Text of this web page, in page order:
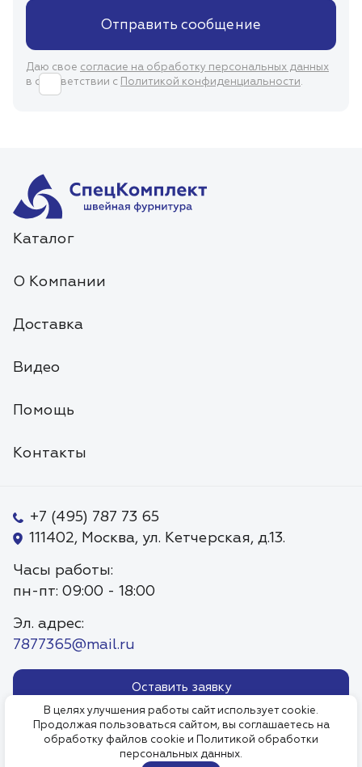
Отправить сообщение
Даю свое согласие на обработку персональных данных
в соответствии с Политикой конфиденциальности.
Каталог
О Компании
Доставка
Видео
Помощь
Контакты
+7 (495) 787 73 65
111402, Москва, ул. Кетчерская, д.13.
Часы работы:
пн-пт: 09:00 - 18:00
Эл. адрес:
7877365@mail.ru
Оставить заявку
Политика обработки
персональных данных.
Пользовательское соглаше
В целях улучшения работы сайт использует cookie.
Продолжая пользоваться сайтом, вы соглашаетесь на
обработку файлов cookie и Политикой обработки
персональных данных.